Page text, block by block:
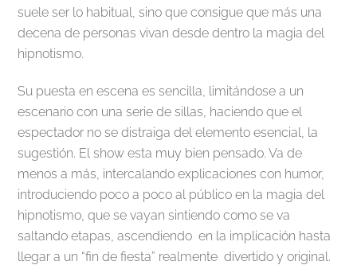
suele ser lo habitual, sino que consigue que más una
decena de personas vivan desde dentro la magia del
hipnotismo.
Su puesta en escena es sencilla, limitándose a un
escenario con una serie de sillas, haciendo que el
espectador no se distraiga del elemento esencial, la
sugestión. El show esta muy bien pensado. Va de
menos a más, intercalando explicaciones con humor,
introduciendo poco a poco al público en la magia del
hipnotismo, que se vayan sintiendo como se va
saltando etapas, ascendiendo en la implicación hasta
llegar a un “fin de fiesta” realmente divertido y original.